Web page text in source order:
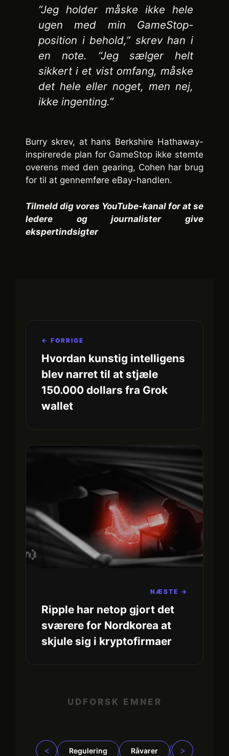
“Jeg holder måske ikke hele
ugen med min GameStop-
position i behold,” skrev han i
en note. “Jeg sælger helt
sikkert i et vist omfang, måske
det hele eller noget, men nej,
ikke ingenting.”
Burry skrev, at hans Berkshire Hathaway-
inspirerede plan for GameStop ikke stemte
overens med den gearing, Cohen har brug
for til at gennemføre eBay-handlen.
Tilmeld dig vores YouTube-kanal for at se
ledere og journalister give
ekspertindsigter
← FORRIGE
Hvordan kunstig intelligens
blev narret til at stjæle
150.000 dollars fra Grok
wallet
NÆSTE →
Ripple har netop gjort det
sværere for Nordkorea at
skjule sig i kryptofirmaer
UDFORSK EMNER
< Regulering Råvarer >